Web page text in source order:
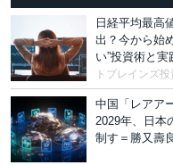
日経平均最高
出？今から始
い”投資術と実
トブレインズ投
中国「レアア
2029年、日本
制す＝勝又壽